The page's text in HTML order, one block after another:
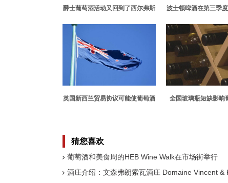
爵士葡萄酒活动又回到了西尔弗斯
波士顿啤酒在第三季
英国新西兰贸易协议可能使葡萄酒
全国玻璃瓶短缺影响
猜您喜欢
葡萄酒和美食周的HEB Wine Walk在市场街举行
酒庄介绍：文森弗朗索瓦酒庄 Domaine Vincent &